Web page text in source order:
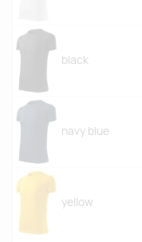
black
navy blue
yellow